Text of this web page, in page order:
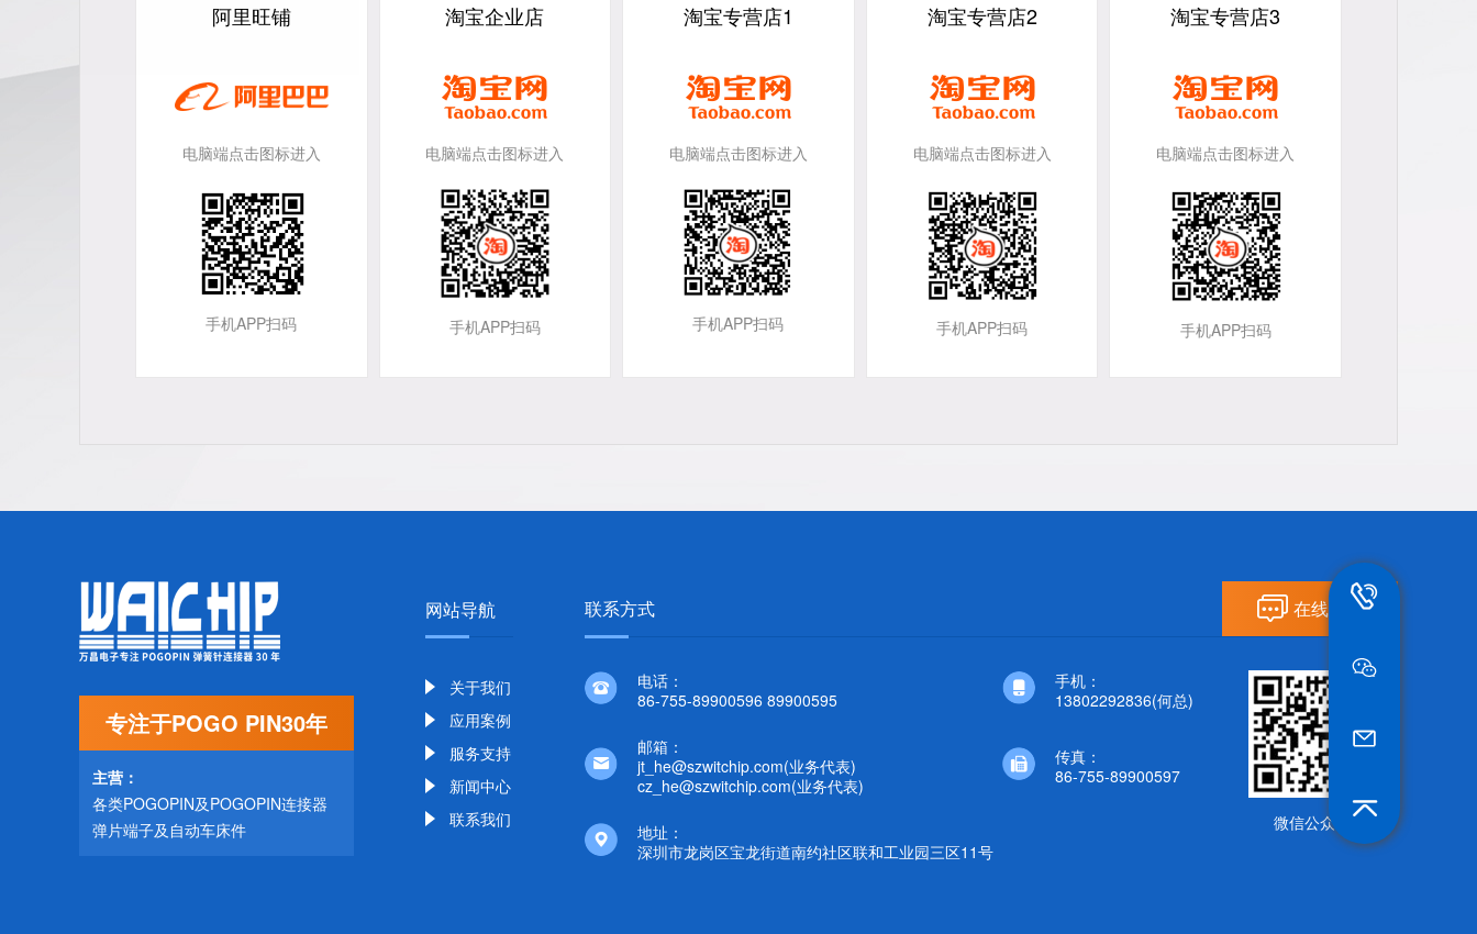
汽车电子产品
阿里旺铺
电脑端点击图标进入
手机APP扫码
淘宝企业店
电脑端点击图标进入
手机APP扫码
淘宝专营店1
电脑端点击图标进入
手机APP扫码
淘宝专营店2
电脑端点击图标进入
手机APP扫码
淘宝专营店3
电脑端点击图标进入
手机APP扫码
专注于POGO PIN30年
主营：
各类POGOPIN及POGOPIN连接器
弹片端子及自动车床件
网站导航
关于我们
应用案例
服务支持
新闻中心
联系我们
联系方式 在线留言
电话：
86-755-89900596 89900595
手机：
13802292836(何总)
邮箱：
jt_he@szwitchip.com(业务代表)
cz_he@szwitchip.com(业务代表)
传真：
86-755-89900597
地址：
深圳市龙岗区宝龙街道南约社区联和工业园三区11号
微信公众号
13802292836（